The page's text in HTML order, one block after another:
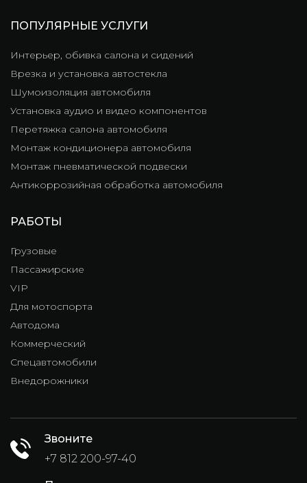
ПОПУЛЯРНЫЕ УСЛУГИ
Интерьер, обивка салона и сидений
Врезка и установка автостекла
Шумоизоляция автомобиля
Установка аудио и видео компонентов
Перетяжка салона автомобиля
Монтаж кондиционера автомобиля
Монтаж пневматической подвески
Антикоррозийная обработка автомобиля
РАБОТЫ
Грузовые
Пассажирские
VIP
Для мотоспорта
Автодома
Коммерческий
Спецавтомобили
Внедорожники
Звоните
+7 812 200-97-40